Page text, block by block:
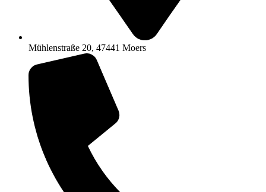
Mühlenstraße 20, 47441 Moers